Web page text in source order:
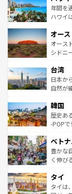
着のス
ンメン
西部に
部のニ
文化が
しみな
ならではの
情報は
年間を
ハワイ
ワイ島
島だが
おすす
れるお
人々、
ク、伝
ワイを、存分
はコン
オー
オース
シドニ
リアリ
ク）、
ど、見
いる。
ビング
い。オ
参照し
台湾
日本か
自然が
ン）、
と山間
驚きを
容にも
照して
韓国
歴史あ
-POP
き、地
できる
まで、
リティ
ベト
豊かな
く伸び
急速な
ーチミ
タイ
タイは